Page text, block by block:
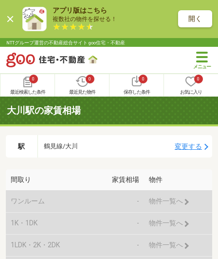
アプリ版はこちら
複数社の物件を探せる！ 開く
NTTグループ運営の不動産総合サイト goo住宅・不動産
0
最近検索した条件
0
最近見た物件
0
保存した条件
0
お気に入り
大川駅の家賃相場
駅 鶴見線/大川 変更する
間取り 家賃相場 物件
ワンルーム - 物件一覧へ
1K・1DK - 物件一覧へ
1LDK・2K・2DK - 物件一覧へ